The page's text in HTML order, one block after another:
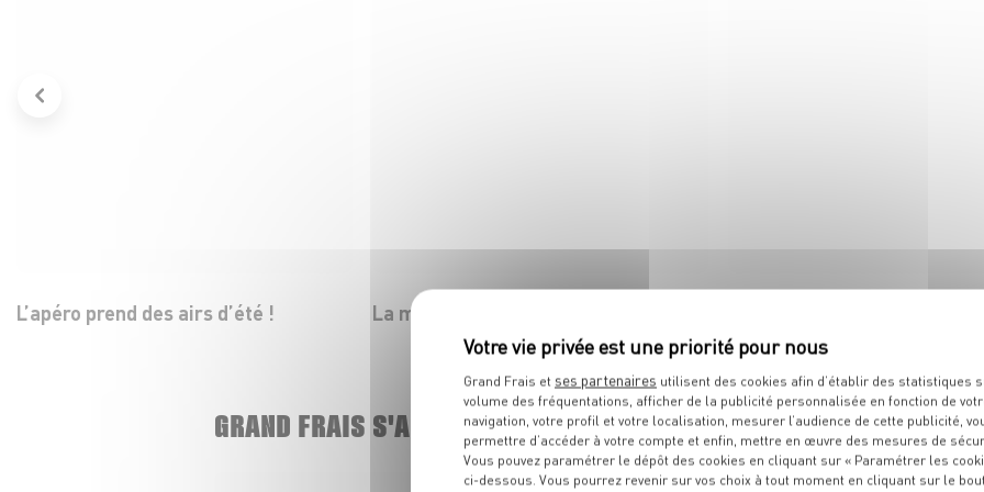
L’apéro prend des airs d’été ! La mozza dans tous ses états !
Le festival des côtes est au
boucherie !
GRAND FRAIS S'AGRANDIT
Grand Frais et ses partenaires utilisent des cookies afin d’établir des statistiques
volume des fréquentations, afficher de la publicité personnalisée en fonction de
navigation, votre profil et votre localisation, mesurer l’audience de cette publicité,
permettre d’accéder à votre compte et enfin, mettre en œuvre des mesures de
Vous pouvez paramétrer le dépôt des cookies en cliquant sur « Paramétrer les
ci-dessous. Vous pourrez revenir sur vos choix à tout moment en cliquant sur le